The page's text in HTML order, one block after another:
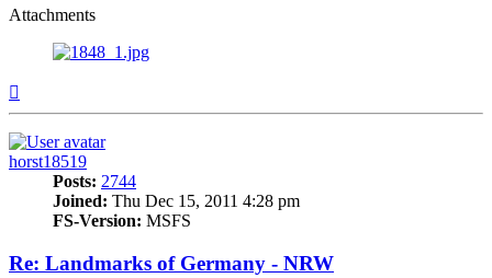
Attachments
horst18519
Posts: 2744
Joined: Thu Dec 15, 2011 4:28 pm
FS-Version: MSFS
Re: Landmarks of Germany - NRW